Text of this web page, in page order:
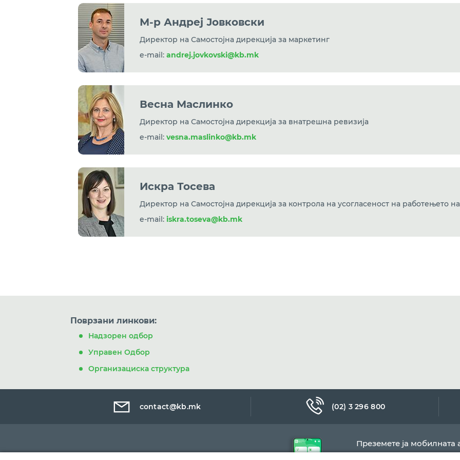
М-р Андреј Јовковски
Директор на Самостојна дирекција за маркетинг
e-mail: andrej.jovkovski@kb.mk
Весна Маслинко
Директор на Самостојна дирекција за внатрешна ревизија
e-mail: vesna.maslinko@kb.mk
Искра Тосева
Директор на Самостојна дирекција за контрола на усогласеност на работењето
e-mail: iskra.toseva@kb.mk
Поврзани линкови:
Надзорен одбор
Управен Одбор
Организациска структура
contact@kb.mk (02) 3 296 800
Преземете ја мобилната